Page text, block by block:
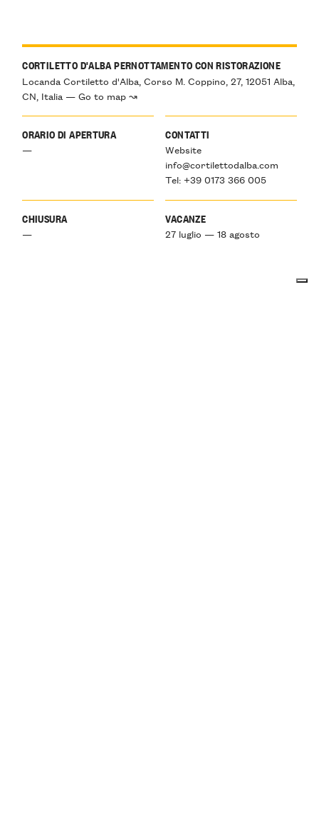
CORTILETTO D'ALBA PERNOTTAMENTO CON RISTORAZIONE
Locanda Cortiletto d'Alba, Corso M. Coppino, 27, 12051 Alba,
CN, Italia — Go to map ↝
ORARIO DI APERTURA
—
CONTATTI
Website
info@cortilettodalba.com
Tel: +39 0173 366 005
CHIUSURA
—
VACANZE
27 luglio — 18 agosto